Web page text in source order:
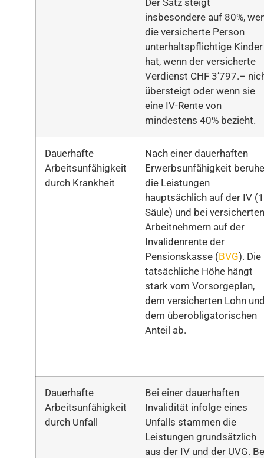
insbesondere auf 80%,
die versicherte Person
unterhaltspflichtige Kinder
hat, wenn der versicherte
Verdienst CHF 3’797.–
übersteigt oder wenn sie
eine IV-Rente von
mindestens 40% bezieht.
Dauerhafte
Arbeitsunfähigkeit
durch Krankheit
Nach einer dauerhaften
Erwerbsunfähigkeit
die Leistungen
hauptsächlich auf der IV
Säule) und bei versicherten
Arbeitnehmern auf der
Invalidenrente der
Pensionskasse (BVG). Die
tatsächliche Höhe hängt
stark vom Vorsorgeplan,
dem versicherten Lohn
dem überobligatorischen
Anteil ab.
Dauerhafte
Arbeitsunfähigkeit
durch Unfall
Bei einer dauerhaften
Invalidität infolge eines
Unfalls stammen die
Leistungen grundsätzlich
aus der IV und der UVG.